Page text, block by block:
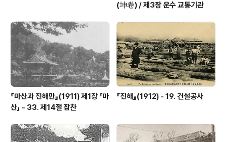
(坤卷) / 제3장 운수 교통기관
『마산과 진해만』(1911) 제1장 「마
산」 - 33. 제14절 잡찬
『진해』(1912) - 19. 건설공사